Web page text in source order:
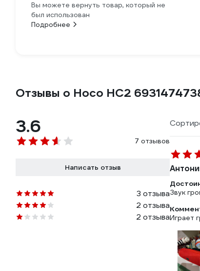
Вы можете вернуть товар, который не
был использован
Подробнее
Отзывы о Hoco HC2
3.6
7 отзывов
Написать отзыв
3 отзыва
2 отзыва
2 отзыва
Звук
Играет